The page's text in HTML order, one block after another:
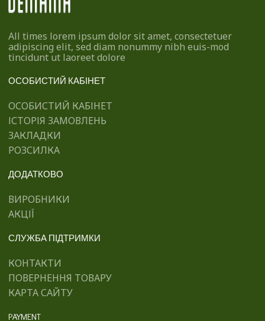
All times lorem ipsum dolor sit amet, consectetuer
adipiscing elit, sed diam nonummy nibh euis-mod
tincidunt ut laoreet dolore
ОСОБИСТИЙ КАБІНЕТ
ОСОБИСТИЙ КАБІНЕТ
ІСТОРІЯ ЗАМОВЛЕНЬ
ЗАКЛАДКИ
РОЗСИЛКА
ДОДАТКОВО
ВИРОБНИКИ
АКЦІЇ
СЛУЖБА ПІДТРИМКИ
КОНТАКТИ
ПОВЕРНЕННЯ ТОВАРУ
КАРТА САЙТУ
PAYMENT